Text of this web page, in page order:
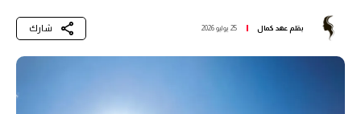
بقلم عهد كمال 25 يوليو 2026 شارك